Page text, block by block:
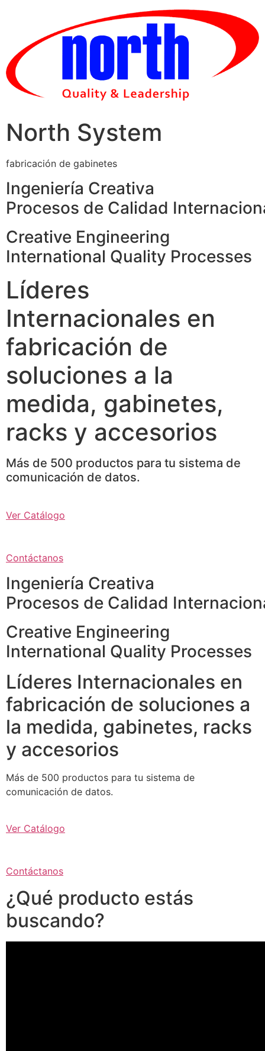
North System
fabricación de gabinetes
Ingeniería Creativa
Procesos de Calidad
Creative Engineering
International Quality Processes
Líderes
Internacionales en
fabricación de
soluciones a la
medida, gabinetes,
racks y accesorios
Más de 500 productos para tu sistema de
comunicación de datos.
Ver Catálogo
Contáctanos
Ingeniería Creativa
Procesos de Calidad
Creative Engineering
International Quality Processes
Líderes Internacionales en
fabricación de soluciones a
la medida, gabinetes, racks
y accesorios
Más de 500 productos para tu sistema de
comunicación de datos.
Ver Catálogo
Contáctanos
¿Qué producto estás
buscando?